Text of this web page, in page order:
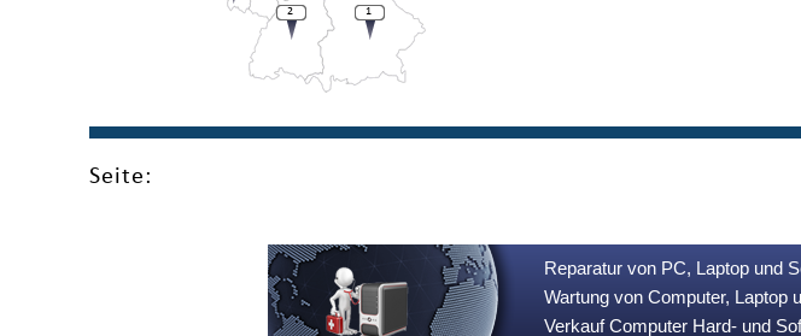
2 1
Seite:
Reparatur von PC, Laptop und
Wartung von Computer, Laptop
Verkauf Computer Hard- und